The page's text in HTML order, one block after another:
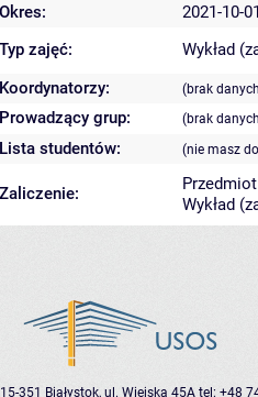
Okres:
2021-10-
Typ zajęć:
Wykład
Koordynatorzy:
(brak
Prowadzący grup: (brak
Lista studentów: (nie masz
Zaliczenie:
Wykład
15-351 Białystok, ul. Wiejska 45A tel: +48